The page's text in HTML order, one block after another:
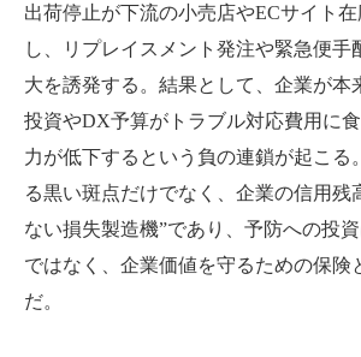
出荷停止が下流の小売店やECサイト
し、リプレイスメント発注や緊急便手
大を誘発する。結果として、企業が本
投資やDX予算がトラブル対応費用に
力が低下するという負の連鎖が起こる
る黒い斑点だけでなく、企業の信用残
ない損失製造機”であり、予防への投
ではなく、企業価値を守るための保険
だ。